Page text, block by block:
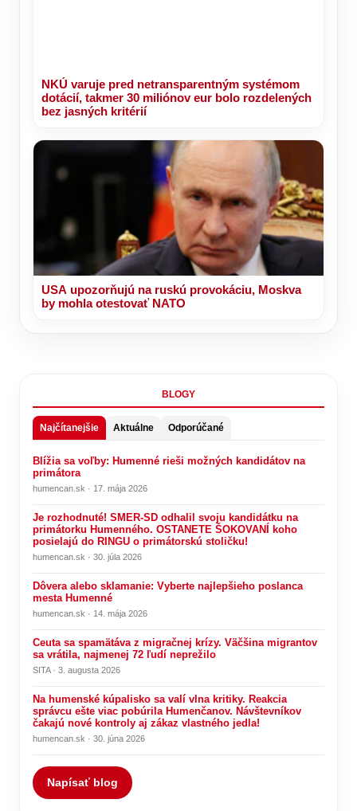
NKÚ varuje pred netransparentným systémom
dotácií, takmer 30 miliónov eur bolo rozdelených
bez jasných kritérií
USA upozorňujú na ruskú provokáciu, Moskva
by mohla otestovať NATO
BLOGY
Najčítanejšie Aktuálne Odporúčané
Blížia sa voľby: Humenné rieši možných kandidátov na
primátora
humencan.sk · 17. mája 2026
Je rozhodnuté! SMER-SD odhalil svoju kandidátku na
primátorku Humenného. OSTANETE ŠOKOVANÍ koho
posielajú do RINGU o primátorskú stoličku!
humencan.sk · 30. júla 2026
Dôvera alebo sklamanie: Vyberte najlepšieho poslanca
mesta Humenné
humencan.sk · 14. mája 2026
Ceuta sa spamätáva z migračnej krízy. Väčšina migrantov
sa vrátila, najmenej 72 ľudí neprežilo
SITA · 3. augusta 2026
Na humenské kúpalisko sa valí vlna kritiky. Reakcia
správcu ešte viac pobúrila Humenčanov. Návštevníkov
čakajú nové kontroly aj zákaz vlastného jedla!
humencan.sk · 30. júna 2026
Napísať blog